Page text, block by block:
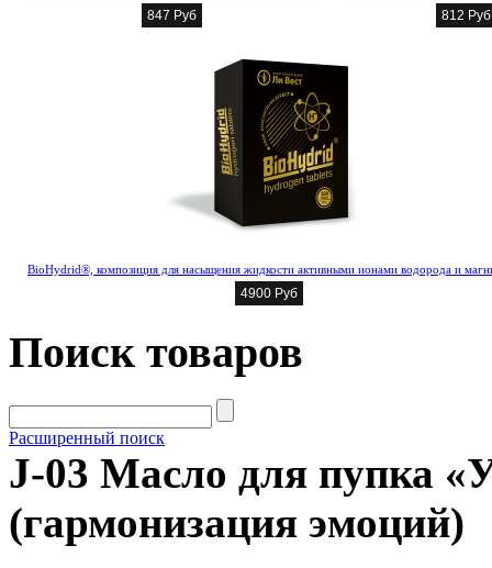
847 Руб 812 Руб
BioHydrid®, композиция для насыщения жидкости активными ионами водорода и
4900 Руб
Поиск товаров
Расширенный поиск
J-03 Масло для пупка
(гармонизация эмоций)